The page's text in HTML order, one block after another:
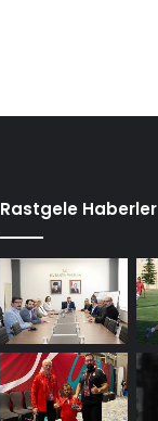
Rastgele Haberler